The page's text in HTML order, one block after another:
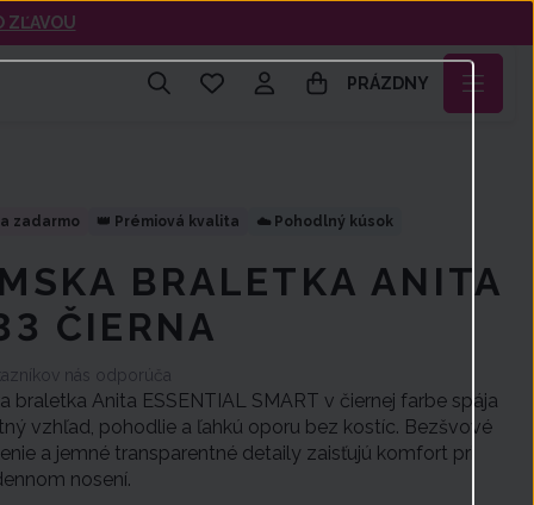
ZĽAVOU
PRÁZDNY
BRALETKA ANITA
ČIERNA
nás odporúča
braletka Anita ESSENTIAL SMART v čiernej farbe spája
vzhľad, pohodlie a ľahkú oporu bez kostíc. Bezšvové
a jemné transparentné detaily zaisťujú komfort pri
nosení.